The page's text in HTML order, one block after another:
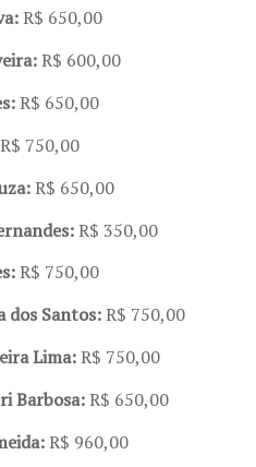
R$ 650,00
R$ 600,00
R$ 650,00
750,00
R$ 650,00
R$ 350,00
R$ 750,00
dos Santos:R$ 750,00
Lima:R$ 750,00
Barbosa:R$ 650,00
R$ 960,00